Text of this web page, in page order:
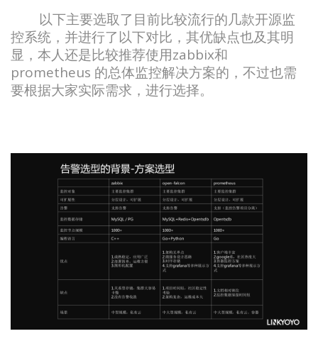
以下主要选取了目前比较流行的几款开源监
控系统，并进行了以下对比，其优缺点也及其明
显，本人还是比较推荐使用zabbix和
prometheus 的总体监控解决方案的，不过也需
要根据大家实际需求，进行选择。